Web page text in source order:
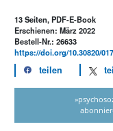
13 Seiten, PDF-E-Book
Erschienen: März 2022
Bestell-Nr.: 26633
https://doi.org/10.30820/
teilen